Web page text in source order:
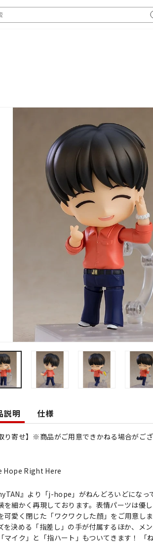
説明 仕様
り寄せ】※商品がご用意できかねる場合がご
Hope Right Here
』より「j-hope」がねんどろいどにな
を細かく再現しております。表情パーツは優し
可愛く閉じた「ワクワクした顔」をご用意し
を決める「指差し」の手が付属するほか、メ
マイク」と「指ハート」もついてきます！ 「